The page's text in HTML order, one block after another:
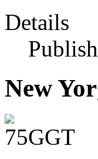
Details
New